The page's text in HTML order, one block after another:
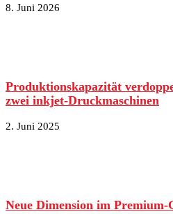
8. Juni 2026
Produktionskapazität
zwei inkjet-Druckmaschinen
2. Juni 2025
Neue Dimension im